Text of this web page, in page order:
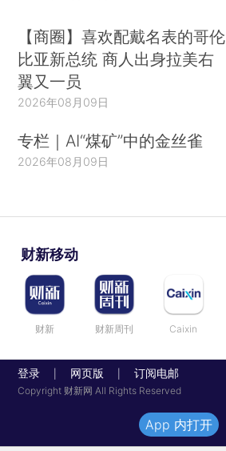
【商圈】喜欢配戴名表的哥伦
比亚新总统 商人出身拉美右
翼又一员
2026年08月09日
专栏｜AI“煤矿”中的金丝雀
2026年08月09日
财新移动
财新 财新周刊 Caixin
登录 网页版 订阅电邮
Copyright 财新网 All Rights Reserved
App 内打开